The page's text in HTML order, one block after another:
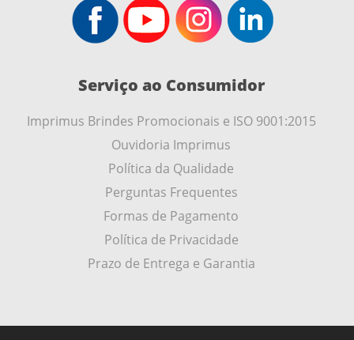
Serviço ao Consumidor
Imprimus Brindes Promocionais e ISO 9001:2015
Ouvidoria Imprimus
Política da Qualidade
Perguntas Frequentes
Formas de Pagamento
Política de Privacidade
Prazo de Entrega e Garantia